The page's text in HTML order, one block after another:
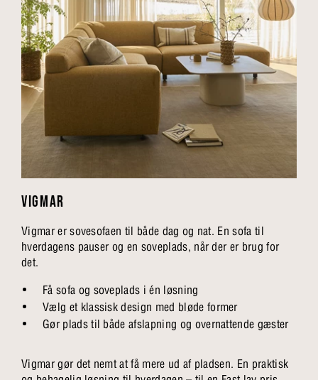
VIGMAR
Vigmar er sovesofaen til både dag og nat. En sofa til
hverdagens pauser og en soveplads, når der er brug for
det.
Få sofa og soveplads i én løsning
Vælg et klassisk design med bløde former
Gør plads til både afslapning og overnattende gæster
Vigmar gør det nemt at få mere ud af pladsen. En praktisk